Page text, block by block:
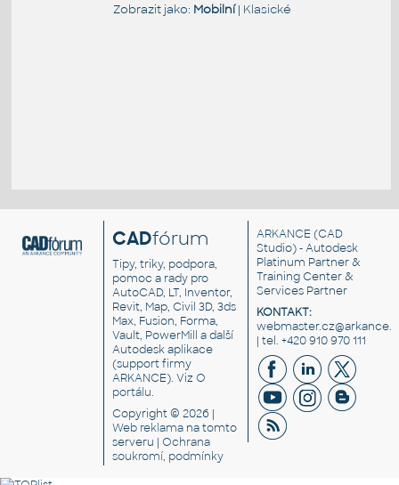
Zobrazit jako: Mobilní| Klasické
CADfórum
Tipy, triky, podpora,
pomoc a rady pro
AutoCAD, LT, Inventor,
Revit, Map, Civil 3D, 3ds
Max, Fusion, Forma,
Vault, PowerMill a další
Autodesk aplikace
(support firmy
ARKANCE). VizO
portálu.
Copyright © 2026 |
Web reklama na tomto
serveru |Ochrana
soukromí, podmínky
ARKANCE (CAD
Studio) - Autodesk
Platinum Partner &
Training Center &
Services Partner
KONTAKT:
| tel. +420 910 970 111